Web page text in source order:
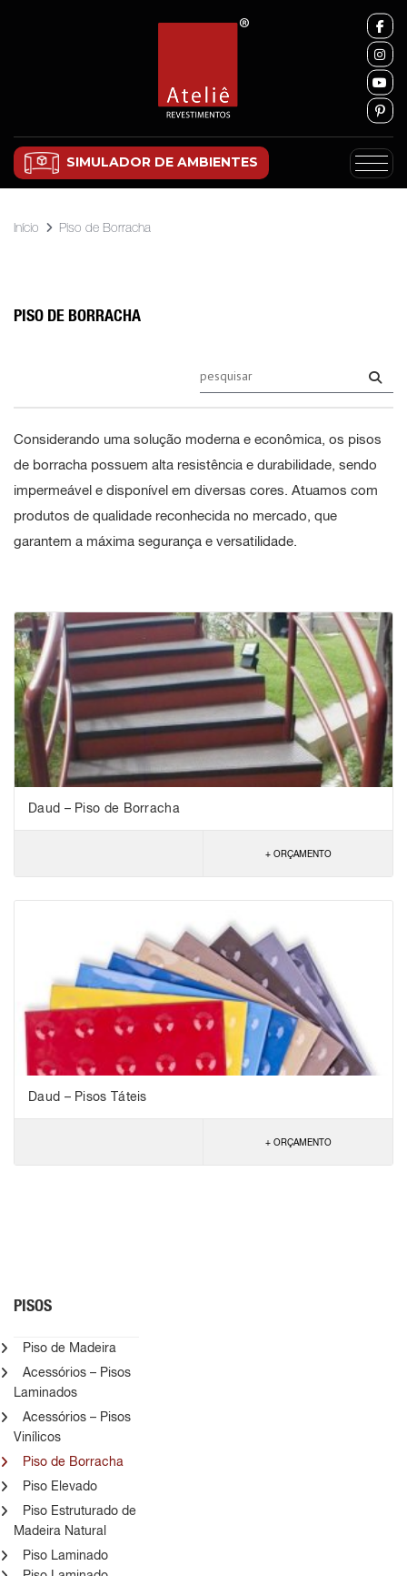
SIMULADOR DE AMBIENTES
Início Piso de Borracha
PISO DE BORRACHA
Considerando uma solução moderna e econômica, os pisos
de borracha possuem alta resistência e durabilidade, sendo
impermeável e disponível em diversas cores. Atuamos com
produtos de qualidade reconhecida no mercado, que
garantem a máxima segurança e versatilidade.
Daud – Piso de Borracha
+ ORÇAMENTO
Daud – Pisos Táteis
+ ORÇAMENTO
PISOS
Piso de Madeira
Acessórios – Pisos
Laminados
Acessórios – Pisos
Vinílicos
Piso de Borracha
Piso Elevado
Piso Estruturado de
Madeira Natural
Piso Laminado